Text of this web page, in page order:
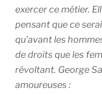
exercer ce métier.
pensant que ce
qu’avant les
de droits que les
révoltant. George
amoureuses :